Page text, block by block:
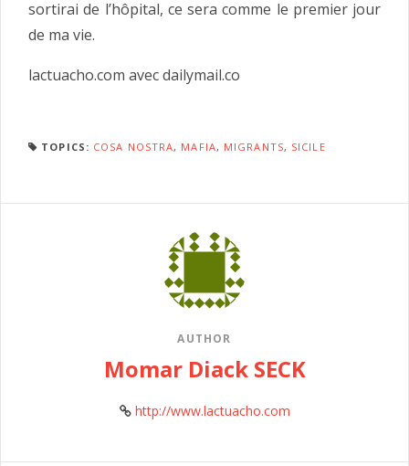
sortirai de l’hôpital, ce sera comme le premier jour
de ma vie.
lactuacho.com avec dailymail.co
TOPICS: COSA NOSTRA, MAFIA, MIGRANTS, SICILE
AUTHOR
Momar Diack SECK
http://www.lactuacho.com